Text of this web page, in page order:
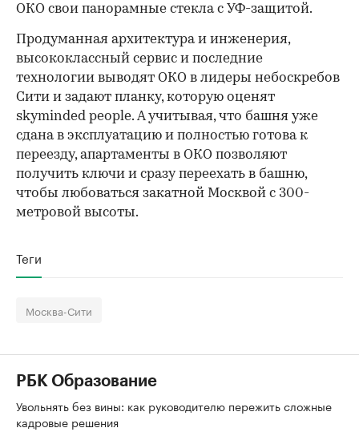
ОКО свои панорамные стекла с УФ-защитой.
Продуманная архитектура и инженерия,
высококлассный сервис и последние
технологии выводят ОКО в лидеры небоскребов
Сити и задают планку, которую оценят
skyminded people. А учитывая, что башня уже
сдана в эксплуатацию и полностью готова к
переезду, апартаменты в ОКО позволяют
получить ключи и сразу переехать в башню,
чтобы любоваться закатной Москвой с 300-
метровой высоты.
Теги
Москва-Сити
РБК Образование
Увольнять без вины: как руководителю пережить сложные
кадровые решения